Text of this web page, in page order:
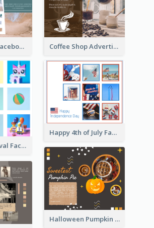
SALE Ocean Facebook Post Coffee Shop Advertising Facebook Post With Details
New Toy Arrival Facebook Post
Happy 4th of July Facebook Post
Halloween Pumpkin Pie Collage Facebook Post